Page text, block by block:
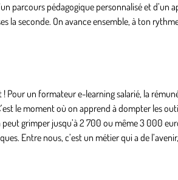
parcours pédagogique personnalisé et d’un
seconde. On avance ensemble, à ton
Pour un formateur e-learning salarié, la
le moment où on apprend à dompter les
grimper jusqu’à 2 700 ou même 3 000
Entre nous, c’est un métier qui a de